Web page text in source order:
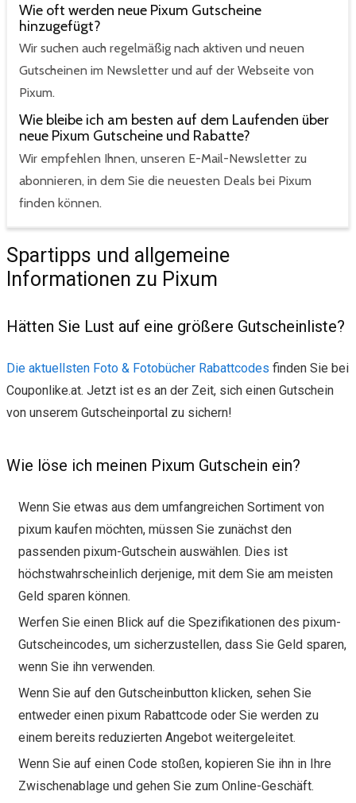
Wie oft werden neue Pixum Gutscheine
hinzugefügt?
Wir suchen auch regelmäßig nach aktiven und neuen
Gutscheinen im Newsletter und auf der Webseite von
Pixum.
Wie bleibe ich am besten auf dem Laufenden über
neue Pixum Gutscheine und Rabatte?
Wir empfehlen Ihnen, unseren E-Mail-Newsletter zu
abonnieren, in dem Sie die neuesten Deals bei Pixum
finden können.
Spartipps und allgemeine
Informationen zu Pixum
Hätten Sie Lust auf eine größere Gutscheinliste?
Die aktuellsten Foto & Fotobücher Rabattcodes finden Sie bei
Couponlike.at. Jetzt ist es an der Zeit, sich einen Gutschein
von unserem Gutscheinportal zu sichern!
Wie löse ich meinen Pixum Gutschein ein?
Wenn Sie etwas aus dem umfangreichen Sortiment von
pixum kaufen möchten, müssen Sie zunächst den
passenden pixum-Gutschein auswählen. Dies ist
höchstwahrscheinlich derjenige, mit dem Sie am meisten
Geld sparen können.
Werfen Sie einen Blick auf die Spezifikationen des pixum-
Gutscheincodes, um sicherzustellen, dass Sie Geld sparen,
wenn Sie ihn verwenden.
Wenn Sie auf den Gutscheinbutton klicken, sehen Sie
entweder einen pixum Rabattcode oder Sie werden zu
einem bereits reduzierten Angebot weitergeleitet.
Wenn Sie auf einen Code stoßen, kopieren Sie ihn in Ihre
Zwischenablage und gehen Sie zum Online-Geschäft.